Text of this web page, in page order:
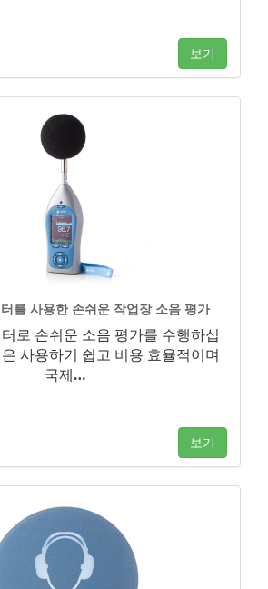
보기
를 사용한 손쉬운 작업장 소음 평가
로 손쉬운 소음 평가를 수행하십
사용하기 쉽고 비용 효율적이며
국제…
보기